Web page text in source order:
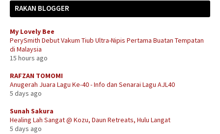
RAKAN BLOGGER
My Lovely Bee
PerySmith Debut Vakum Tiub Ultra-Nipis Pertama Buatan Tempatan
di Malaysia
15 hours ago
RAFZAN TOMOMI
Anugerah Juara Lagu Ke-40 - Info dan Senarai Lagu AJL40
5 days ago
Sunah Sakura
Healing Lah Sangat @ Kozu, Daun Retreats, Hulu Langat
5 days ago